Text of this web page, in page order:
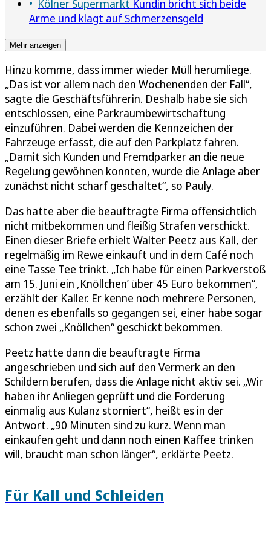
Kölner Supermarkt Kundin bricht sich beide
Arme und klagt auf Schmerzensgeld
Mehr anzeigen
Hinzu komme, dass immer wieder Müll herumliege.
„Das ist vor allem nach den Wochenenden der Fall“,
sagte die Geschäftsführerin. Deshalb habe sie sich
entschlossen, eine Parkraumbewirtschaftung
einzuführen. Dabei werden die Kennzeichen der
Fahrzeuge erfasst, die auf den Parkplatz fahren.
„Damit sich Kunden und Fremdparker an die neue
Regelung gewöhnen konnten, wurde die Anlage aber
zunächst nicht scharf geschaltet“, so Pauly.
Das hatte aber die beauftragte Firma offensichtlich
nicht mitbekommen und fleißig Strafen verschickt.
Einen dieser Briefe erhielt Walter Peetz aus Kall, der
regelmäßig im Rewe einkauft und in dem Café noch
eine Tasse Tee trinkt. „Ich habe für einen Parkverstoß
am 15. Juni ein ,Knöllchen’ über 45 Euro bekommen“,
erzählt der Kaller. Er kenne noch mehrere Personen,
denen es ebenfalls so gegangen sei, einer habe sogar
schon zwei „Knöllchen“ geschickt bekommen.
Peetz hatte dann die beauftragte Firma
angeschrieben und sich auf den Vermerk an den
Schildern berufen, dass die Anlage nicht aktiv sei. „Wir
haben ihr Anliegen geprüft und die Forderung
einmalig aus Kulanz storniert“, heißt es in der
Antwort. „90 Minuten sind zu kurz. Wenn man
einkaufen geht und dann noch einen Kaffee trinken
will, braucht man schon länger“, erklärte Peetz.
Für Kall und Schleiden